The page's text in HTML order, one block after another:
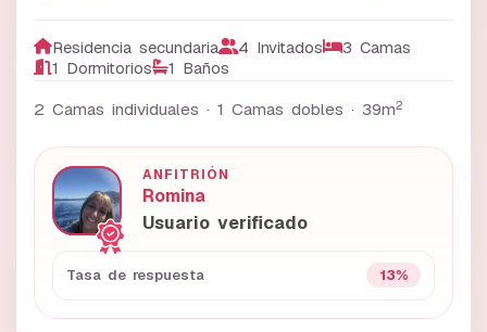
Residencia secundaria 4 Invitados
3 Camas
1 Dormitorios
1 Baños
2 Camas individuales · 1 Camas dobles · 39m2
ANFITRIÓN
Romina
Usuario verificado
Tasa de respuesta 13%